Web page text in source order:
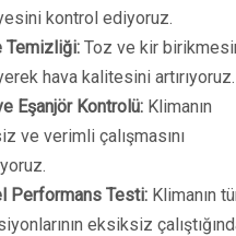
kontrol ediyoruz.
Temizliği: Toz ve kir
hava kalitesini artırıyoruz.
Eşanjör Kontrolü: Klimanın
ve verimli çalışmasını
Performans Testi: Klimanın
eksiksiz